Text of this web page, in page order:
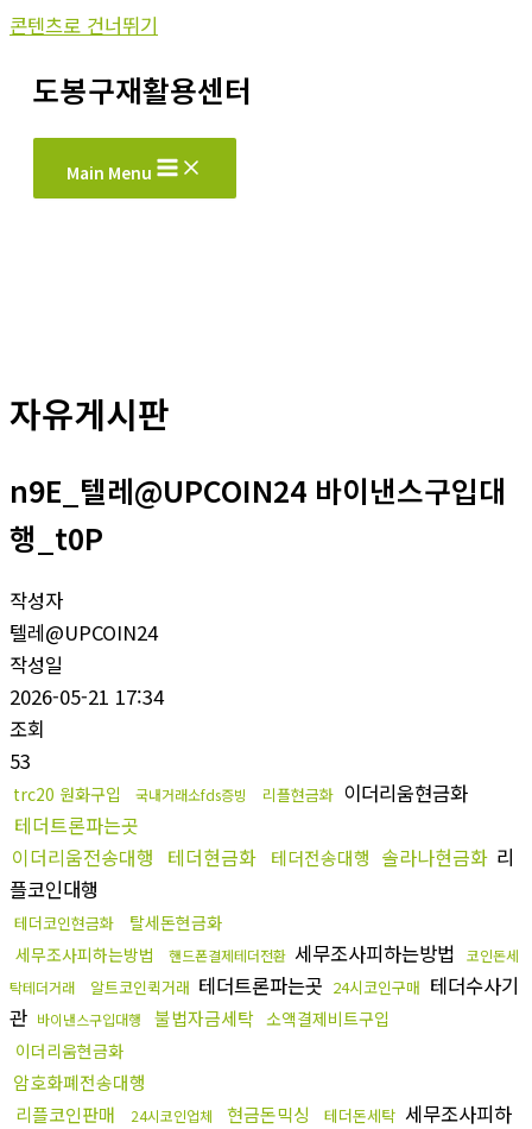
콘텐츠로 건너뛰기
도봉구재활용센터
Main Menu
자유게시판
n9E_텔레@UPCOIN24 바이낸스구입대
행_t0P
작성자
텔레@UPCOIN24
작성일
2026-05-21 17:34
조회
53
trc20 원화구입 국내거래소fds증빙 리플현금화 이더리움현금화
테더트론파는곳
이더리움전송대행 테더현금화 테더전송대행 솔라나현금화 리
플코인대행
테더코인현금화
탈세돈현금화
세무조사피하는방법
핸드폰결제테더전환 세무조사피하는방법
코인돈세
탁테더거래
알트코인퀵거래 테더트론파는곳 24시코인구매 테더수사기
관 바이낸스구입대행 불법자금세탁 소액결제비트구입
이더리움현금화
암호화폐전송대행
리플코인판매
24시코인업체 현금돈믹싱 테더돈세탁 세무조사피하